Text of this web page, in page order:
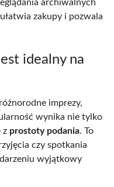
archiwalnych
zakupy i pozwala
idealny na
imprezy,
wynika nie tylko
z prostoty podania. To
czy spotkania
wyjątkowy